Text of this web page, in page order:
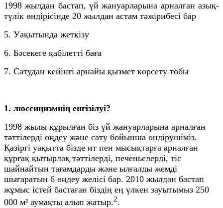
1998 жылдан бастап, үй жануарларына арналған азық-
түлік өндірісінде 20 жылдан астам тәжірибесі бар
5. Уақытында жеткізу
6. Бәсекеге қабілетті баға
7. Сатудан кейінгі арнайы қызмет көрсету тобы
1. люссицизмнің енгізілуі?
1998 жылы құрылған біз үй жануарларына арналған
тәттілерді өңдеу және сату бойынша өндірушіміз.
Қазіргі уақытта бізде ит пен мысықтарға арналған
құрғақ қытырлақ тәттілерді, печеньелерді, тіс
шайнайтын тағамдарды және ылғалды жемді
шығаратын 6 өңдеу желісі бар. 2010 жылдан бастап
жұмыс істей бастаған біздің ең үлкен зауытымыз 250
000 м² аумақты алып жатыр.2.